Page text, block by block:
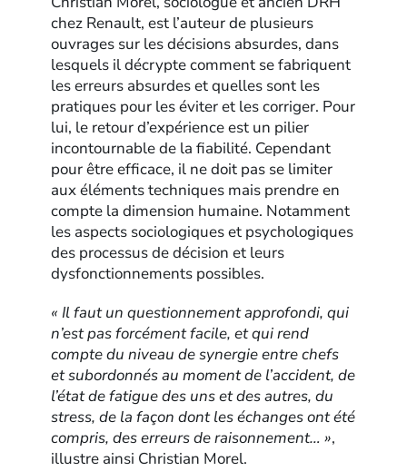
chez Renault, est l’auteur de plusieurs
ouvrages sur les décisions absurdes, dans
lesquels il décrypte comment se fabriquent
les erreurs absurdes et quelles sont les
pratiques pour les éviter et les corriger. Pour
lui, le retour d’expérience est un pilier
incontournable de la fiabilité. Cependant
pour être efficace, il ne doit pas se limiter
aux éléments techniques mais prendre en
compte la dimension humaine. Notamment
les aspects sociologiques et psychologiques
des processus de décision et leurs
dysfonctionnements possibles.
« Il faut un questionnement approfondi, qui
n’est pas forcément facile, et qui rend
compte du niveau de synergie entre chefs
et subordonnés au moment de l’accident, de
l’état de fatigue des uns et des autres, du
stress, de la façon dont les échanges ont été
compris, des erreurs de raisonnement… »,
illustre ainsi Christian Morel.